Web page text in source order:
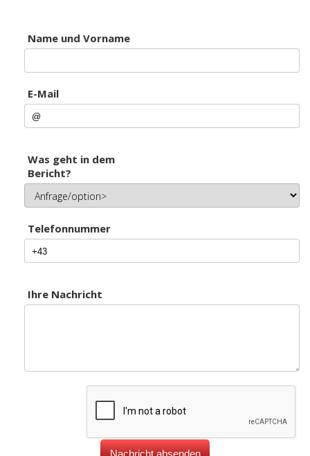
Name und Vorname
E-Mail
Was geht in dem
Bericht?
Telefonnummer
Ihre Nachricht